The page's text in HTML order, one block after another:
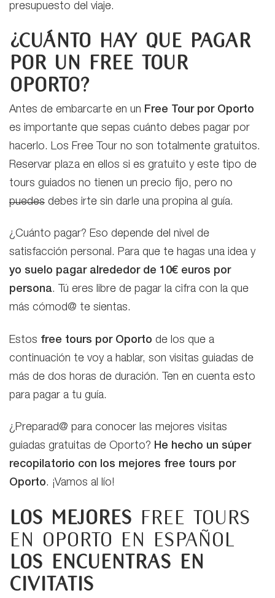
presupuesto del viaje.
¿Cuánto hay que pagar
por un Free Tour
Oporto?
Antes de embarcarte en un Free Tour por Oporto
es importante que sepas cuánto debes pagar por
hacerlo. Los Free Tour no son totalmente gratuitos.
Reservar plaza en ellos si es gratuito y este tipo de
tours guiados no tienen un precio fijo, pero no
puedes debes irte sin darle una propina al guía.
¿Cuánto pagar? Eso depende del nivel de
satisfacción personal. Para que te hagas una idea y
yo suelo pagar alrededor de 10€ euros por
persona. Tú eres libre de pagar la cifra con la que
más cómod@ te sientas.
Estos free tours por Oporto de los que a
continuación te voy a hablar, son visitas guiadas de
más de dos horas de duración. Ten en cuenta esto
para pagar a tu guía.
¿Preparad@ para conocer las mejores visitas
guiadas gratuitas de Oporto? He hecho un súper
recopilatorio con los mejores free tours por
Oporto. ¡Vamos al lío!
Los mejores Free tours
en Oporto en español
los encuentras en
Civitatis